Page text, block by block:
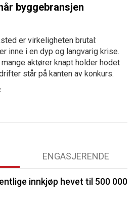
byggebransjen
er virkeligheten brutal:
inne i en dyp og langvarig krise.
aktører knapt holder hodet
står på kanten av konkurs.
ENGASJERENDE
innkjøp hevet til 500 000